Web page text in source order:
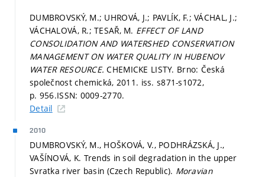
DUMBROVSKÝ, M.; UHROVÁ, J.; PAVLÍK, F.; VÁCHAL, J.;
VÁCHALOVÁ, R.; TESAŘ, M. EFFECT OF LAND
CONSOLIDATION AND WATERSHED CONSERVATION
MANAGEMENT ON WATER QUALITY IN HUBENOV
WATER RESOURCE.CHEMICKE LISTY. Brno: Česká
společnost chemická, 2011. iss. s871-s1072,
p. 956.ISSN: 0009-2770.
Detail
2010
DUMBROVSKÝ, M., HOŠKOVÁ, V., PODHRÁZSKÁ, J.,
VAŠÍNOVÁ, K. Trends in soil degradation in the upper
Svratka river basin (Czech Republic). Moravian